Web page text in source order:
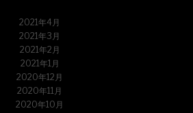
2021年4月
2021年3月
2021年2月
2021年1月
2020年12月
2020年11月
2020年10月